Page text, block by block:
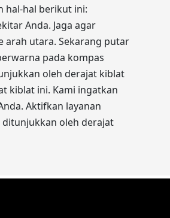
hal-hal berikut ini:
Anda. Jaga agar
arah utara. Sekarang putar
pada kompas
oleh derajat kiblat
kiblat ini. Kami ingatkan
Aktifkan layanan
ditunjukkan oleh derajat